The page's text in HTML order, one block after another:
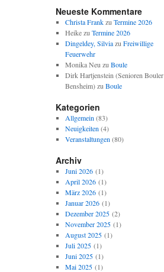
Neueste Kommentare
Christa Frankzu Termine 2026
Heikezu Termine 2026
Dingeldey, Silviazu Freiwillige
Feuerwehr
Monika Neu zu Boule
Dirk Hartjenstein (Senioren Bouler
Bensheim)zu Boule
Kategorien
Allgemein (83)
Neuigkeiten (4)
Veranstaltungen (80)
Archiv
Juni 2026(1)
April 2026(1)
März 2026(1)
Januar 2026(1)
Dezember 2025(2)
November 2025(1)
August 2025(1)
Juli 2025(1)
Juni 2025(1)
Mai 2025(1)